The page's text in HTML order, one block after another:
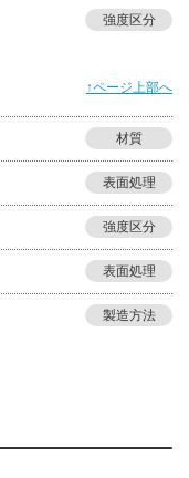
強度区分
↑ページ上部へ
材質
表面処理
強度区分
表面処理
製造方法